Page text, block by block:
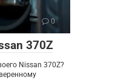
0
370Z
Nissan 370Z?